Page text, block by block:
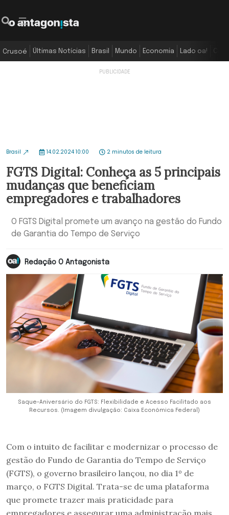
Crusoé Últimas Notícias Brasil Mundo Economia Lado oa!
Brasil 14.02.2024 10:00 2 minutos de leitura
FGTS Digital: Conheça as 5 principais
mudanças que beneficiam
empregadores e trabalhadores
O FGTS Digital promete um avanço na gestão do Fundo
de Garantia do Tempo de Serviço
Redação O Antagonista
Saque-Aniversário do FGTS: Flexibilidade e Acesso Facilitado aos
Recursos. (Imagem divulgação: Caixa Econômica Federal)
Com o intuito de facilitar e modernizar o processo de
gestão do Fundo de Garantia do Tempo de Serviço
(FGTS), o governo brasileiro lançou, no dia 1º de
março, o FGTS Digital. Trata-se de uma plataforma
que promete trazer mais praticidade para